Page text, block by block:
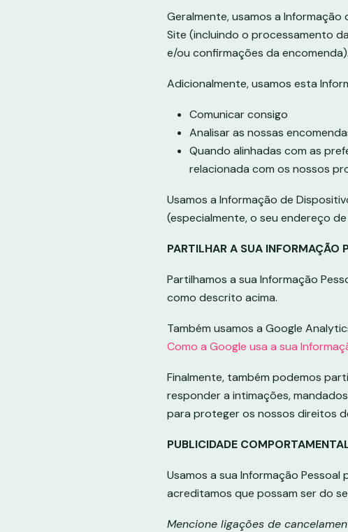
Geralmente, usamos a
Site (incluindo o processamento
e/ou confirmações da encomenda).
Adicionalmente, usamos esta
Comunicar consigo
Analisar as nossas
Quando alinhadas com as
relacionada com os nossos
Usamos a Informação de
(especialmente, o seu endereço
PARTILHAR A SUA INFORMAÇÃO
Partilhamos a sua Informação
como descrito acima.
Também usamos a Google
Como a Google usa a sua
Finalmente, também podemos
responder a intimações,
para proteger os nossos direitos
PUBLICIDADE
Usamos a sua Informação
acreditamos que possam ser do
Mencione ligações de